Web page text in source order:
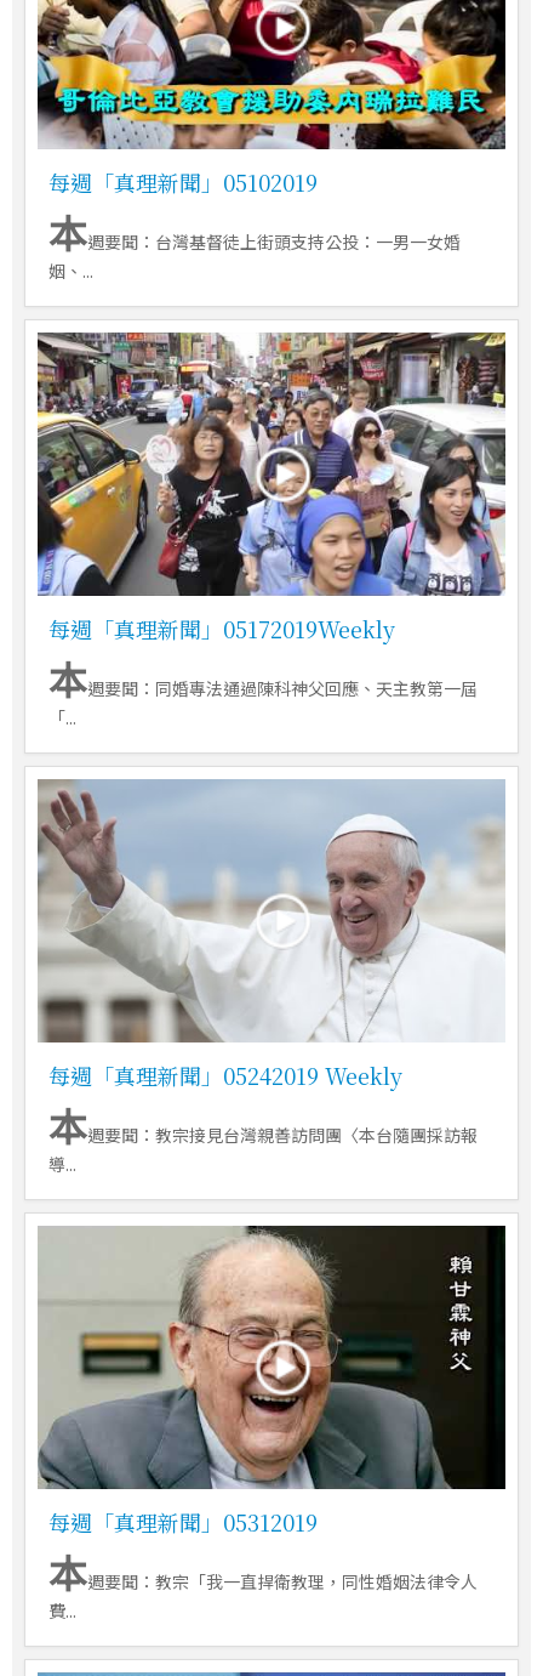
每週「真理新聞」05102019
本週要聞：台灣基督徒上街頭支持公投：一男一女婚
姻、...
每週「真理新聞」05172019Weekly
本週要聞：同婚專法通過陳科神父回應、天主教第一屆
「...
每週「真理新聞」05242019 Weekly
本週要聞：教宗接見台灣親善訪問團〈本台隨團採訪報
導...
每週「真理新聞」05312019
本週要聞：教宗「我一直捍衛教理，同性婚姻法律令人
費...